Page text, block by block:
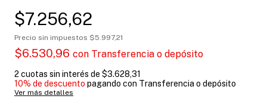
$7.256,62
Precio sin impuestos $5.997,21
$6.530,96 con Transferencia o depósito
2 cuotas sin interés de $3.628,31
10% de descuento pagando con Transferencia o depósito
Ver más detalles